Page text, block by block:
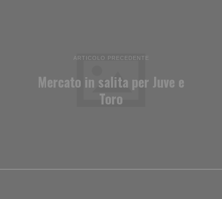
ARTICOLO PRECEDENTE
Mercato in salita per Juve e
Toro